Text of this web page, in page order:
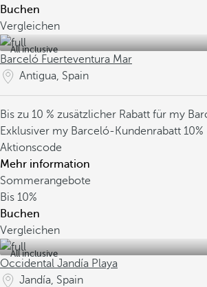
Buchen
Vergleichen
All inclusive
Barceló Fuerteventura Mar
Antigua, Spain
Bis zu 10 % zusätzlicher Rabatt für my
Exklusiver my Barceló-Kundenrabatt
Aktionscode
Mehr information
Sommerangebote
Bis 10%
Buchen
Vergleichen
All inclusive
Occidental Jandía Playa
Jandía, Spain